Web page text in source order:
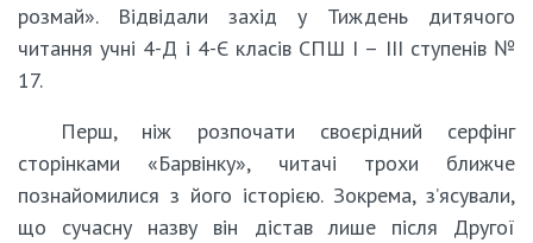
розмай». Відвідали захід у Тиждень дитячого
читання учні 4-Д і 4-Є класів СПШ І – ІІІ ступенів №
17.
Перш, ніж розпочати своєрідний серфінг
сторінками «Барвінку», читачі трохи ближче
познайомилися з його історією. Зокрема, з’ясували,
що сучасну назву він дістав лише після Другої